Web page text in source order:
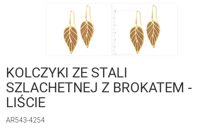
KOLCZYKI ZE STALI
SZLACHETNEJ Z BROKATEM -
LIŚCIE
AR543-4254